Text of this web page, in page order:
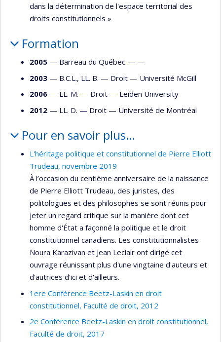
dans la détermination de l'espace territorial des
droits constitutionnels »
Formation
2005 — Barreau du Québec — —
2003 — B.C.L., LL. B. — Droit — Université McGill
2006 — LL. M. — Droit — Leiden University
2012 — LL. D. — Droit — Université de Montréal
Pour en savoir plus…
L'héritage politique et constitutionnel de Pierre Elliott
Trudeau, novembre 2019
À l’occasion du centième anniversaire de la naissance
de Pierre Elliott Trudeau, des juristes, des
politologues et des philosophes se sont réunis pour
jeter un regard critique sur la manière dont cet
homme d'État a façonné la politique et le droit
constitutionnel canadiens. Les constitutionnalistes
Noura Karazivan et Jean Leclair ont dirigé cet
ouvrage réunissant plus d'une vingtaine d'auteurs et
d'autrices d'ici et d'ailleurs.
1ere Conférence Beetz-Laskin en droit
constitutionnel, Faculté de droit, 2012
2e Conférence Beetz-Laskin en droit constitutionnel,
Faculté de droit, 2017